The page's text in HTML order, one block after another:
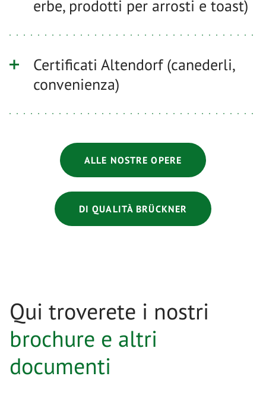
erbe, prodotti per arrosti e toast)
Certificati Altendorf (canederli,
convenienza)
ALLE NOSTRE OPERE
DI QUALITÀ BRÜCKNER
Qui troverete i nostri
brochure e altri
documenti